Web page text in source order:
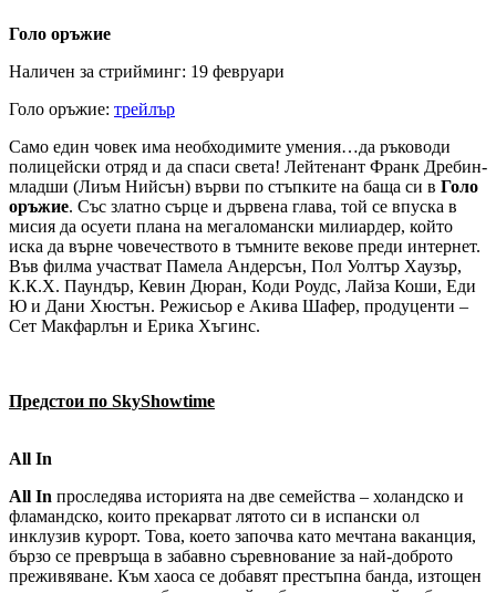
Голо оръжие
Наличен за стрийминг: 19 февруари
Голо оръжие: трейлър
Само един човек има необходимите умения…да ръководи
полицейски отряд и да спаси света! Лейтенант Франк Дребин-
младши (Лиъм Нийсън) върви по стъпките на баща си в Голо
оръжие. Със златно сърце и дървена глава, той се впуска в
мисия да осуети плана на мегаломански милиардер, който
иска да върне човечеството в тъмните векове преди интернет.
Във филма участват Памела Андерсън, Пол Уолтър Хаузър,
К.К.Х. Паундър, Кевин Дюран, Коди Роудс, Лайза Коши, Еди
Ю и Дани Хюстън. Режисьор е Акива Шафер, продуценти –
Сет Макфарлън и Ерика Хъгинс.
Предстои по SkyShowtime
All In
All In проследява историята на две семейства – холандско и
фламандско, които прекарват лятото си в испански ол
инклузив курорт. Това, което започва като мечтана ваканция,
бързо се превръща в забавно съревнование за най-доброто
преживяване. Към хаоса се добавят престъпна банда, изтощен